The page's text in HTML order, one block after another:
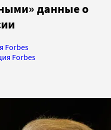
данные о
Forbes
Forbes